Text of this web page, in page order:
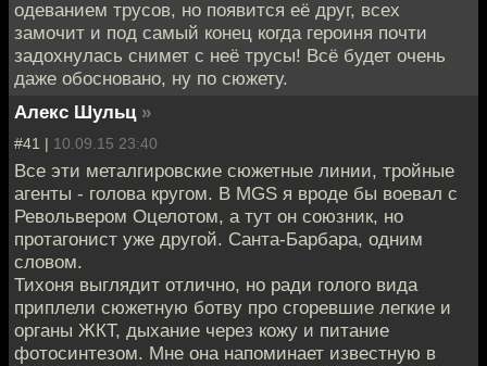
одеванием трусов, но появится её друг, всех
замочит и под самый конец когда героиня почти
задохнулась снимет с неё трусы! Всё будет очень
даже обосновано, ну по сюжету.
Алекс Шульц »
#41 | 10.09.15 23:40
Все эти металгировские сюжетные линии, тройные
агенты - голова кругом. В MGS я вроде бы воевал с
Револьвером Оцелотом, а тут он союзник, но
протагонист уже другой. Санта-Барбара, одним
словом.
Тихоня выглядит отлично, но ради голого вида
приплели сюжетную ботву про сгоревшие легкие и
органы ЖКТ, дыхание через кожу и питание
фотосинтезом. Мне она напоминает известную в